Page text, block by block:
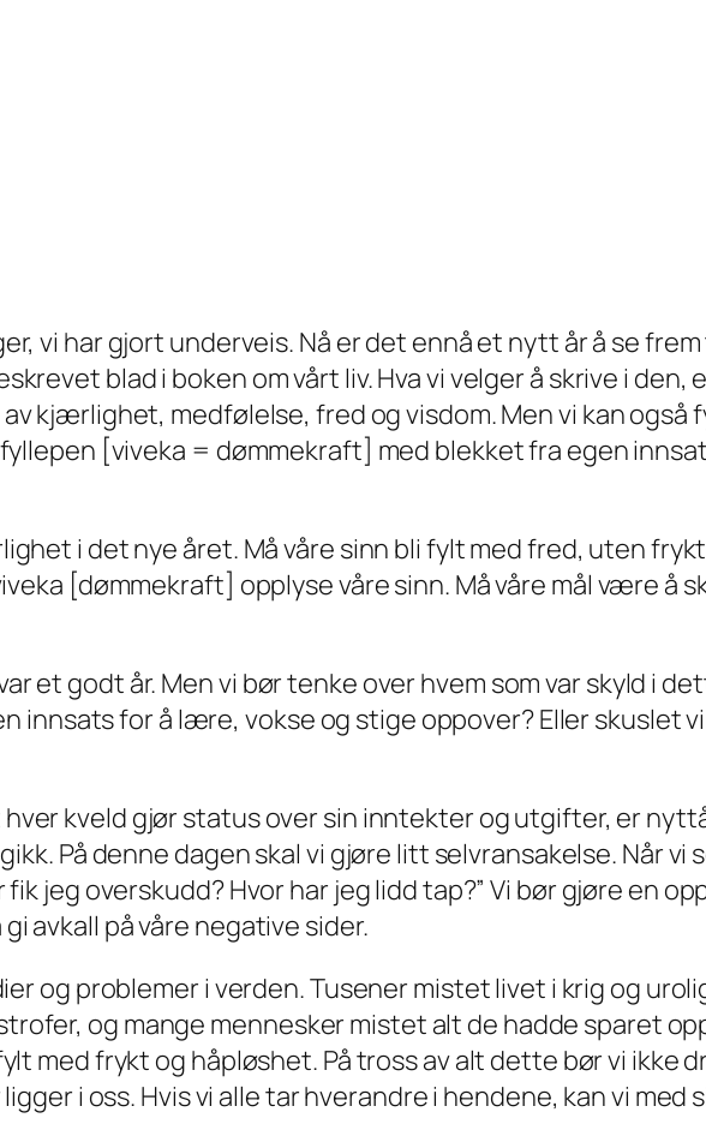
vi har gjort underveis. Nå er det ennå et nytt år å se
blad i boken om ​​vårt liv. Hva vi velger å skrive i den,
kjærlighet, medfølelse, fred og visdom. Men vi kan også
[viveka = dømmekraft] med blekket fra egen
i det nye året. Må våre sinn bli fylt med fred, uten
[dømmekraft] opplyse våre sinn. Må våre mål være å
et godt år. Men vi bør tenke over hvem som var skyld i
innsats for å lære, vokse og stige oppover? Eller skuslet
kveld gjør status over sin inntekter og utgifter, er
På denne dagen skal vi gjøre litt selvransakelse. Når vi
jeg overskudd? Hvor har jeg lidd tap?” Vi bør gjøre en
avkall på våre negative sider.
og problemer i verden. Tusener mistet livet i krig og
og mange mennesker mistet alt de hadde sparet
med frykt og håpløshet. På tross av alt dette bør vi ikke
i oss. Hvis vi alle tar hverandre i hendene, kan vi med